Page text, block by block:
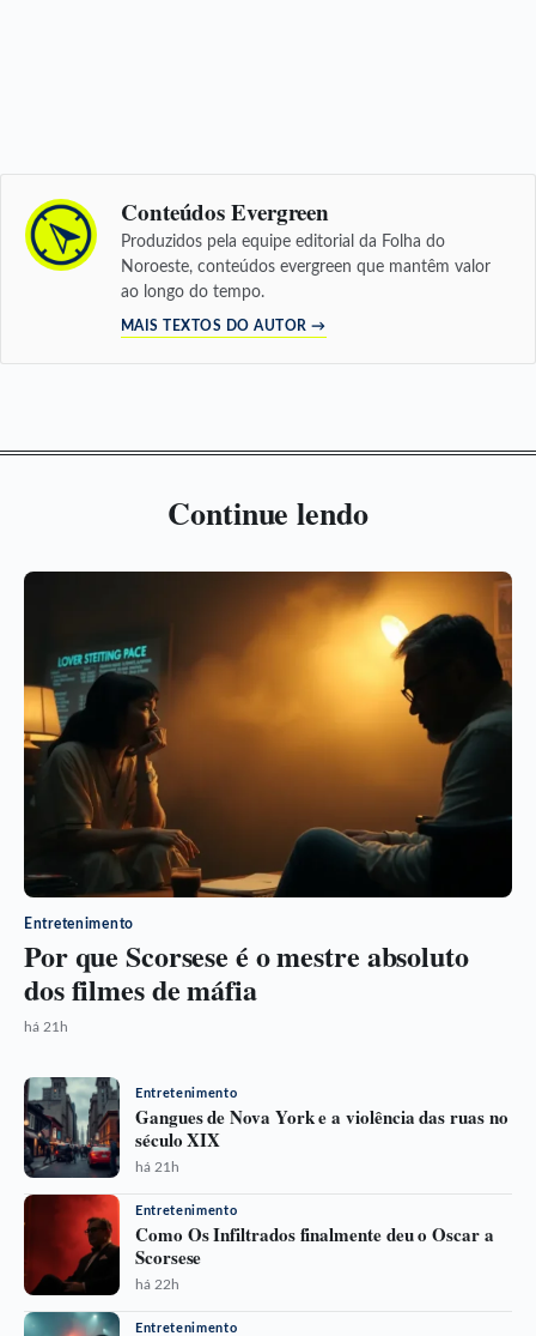
Conteúdos Evergreen
Produzidos pela equipe editorial da Folha do
Noroeste, conteúdos evergreen que mantêm valor
ao longo do tempo.
MAIS TEXTOS DO AUTOR →
Continue lendo
Entretenimento
Por que Scorsese é o mestre absoluto
dos filmes de máfia
há 21h
Entretenimento
Gangues de Nova York e a violência das ruas no
século XIX
há 21h
Entretenimento
Como Os Infiltrados finalmente deu o Oscar a
Scorsese
há 22h
Entretenimento